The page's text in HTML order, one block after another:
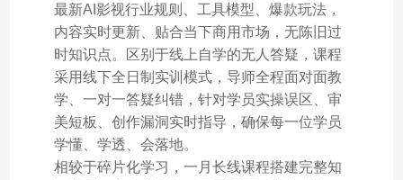
最新AI影视行业规则、工具模型、爆款玩法，
内容实时更新、贴合当下商用市场，无陈旧过
时知识点。区别于线上自学的无人答疑，课程
采用线下全日制实训模式，导师全程面对面教
学、一对一答疑纠错，针对学员实操误区、审
美短板、创作漏洞实时指导，确保每一位学员
学懂、学透、会落地。
相较于碎片化学习，一月长线课程搭建完整知